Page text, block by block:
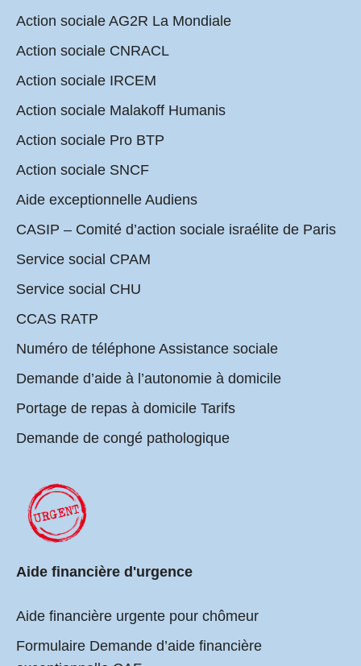
Action sociale AG2R La Mondiale
Action sociale CNRACL
Action sociale IRCEM
Action sociale Malakoff Humanis
Action sociale Pro BTP
Action sociale SNCF
Aide exceptionnelle Audiens
CASIP – Comité d’action sociale israélite de Paris
Service social CPAM
Service social CHU
CCAS RATP
Numéro de téléphone Assistance sociale
Demande d’aide à l’autonomie à domicile
Portage de repas à domicile Tarifs
Demande de congé pathologique
Aide financière d'urgence
Aide financière urgente pour chômeur
Formulaire Demande d’aide financière